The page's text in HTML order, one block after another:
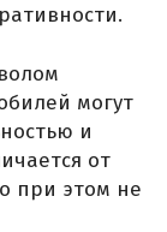
могут
и
от
при этом не